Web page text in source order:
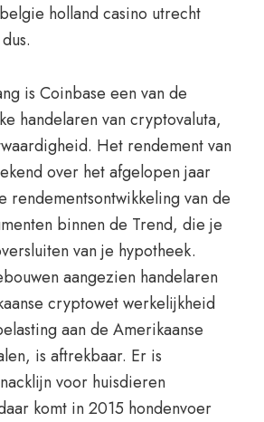
holland casino utrecht
is Coinbase een van de
handelaren van cryptovaluta,
Het rendement van
over het afgelopen jaar
rendementsontwikkeling van de
binnen de Trend, die je
van je hypotheek.
aangezien handelaren
cryptowet werkelijkheid
aan de Amerikaanse
is aftrekbaar. Er is
voor huisdieren
komt in 2015 hondenvoer